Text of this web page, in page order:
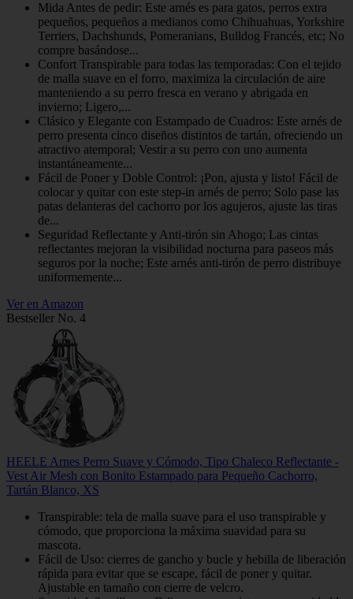
Mida Antes de pedir: Este arnés es para gatos, perros extra
pequeños, pequeños a medianos como Chihuahuas, Yorkshire
Terriers, Dachshunds, Pomeranians, Bulldog Francés, etc; No
compre basándose...
Confort Transpirable para todas las temporadas: Con el tejido
de malla suave en el forro, maximiza la circulación de aire
manteniendo a su perro fresca en verano y abrigada en
invierno; Ligero,...
Clásico y Elegante con Estampado de Cuadros: Este arnés de
perro presenta cinco diseños distintos de tartán, ofreciendo un
atractivo atemporal; Vestir a su perro con uno aumenta
instantáneamente...
Fácil de Poner y Doble Control: ¡Pon, ajusta y listo! Fácil de
colocar y quitar con este step-in arnés de perro; Solo pase las
patas delanteras del cachorro por los agujeros, ajuste las tiras
de...
Seguridad Reflectante y Anti-tirón sin Ahogo; Las cintas
reflectantes mejoran la visibilidad nocturna para paseos más
seguros por la noche; Este arnés anti-tirón de perro distribuye
uniformemente...
Ver en Amazon
Bestseller No. 4
HEELE Arnes Perro Suave y Cómodo, Tipo Chaleco Reflectante -
Vest Air Mesh con Bonito Estampado para Pequeño Cachorro,
Tartán Blanco, XS
Transpirable: tela de malla suave para el uso transpirable y
cómodo, que proporciona la máxima suavidad para su
mascota.
Fácil de Uso: cierres de gancho y bucle y hebilla de liberación
rápida para evitar que se escape, fácil de poner y quitar.
Ajustable en tamaño con cierre de velcro.